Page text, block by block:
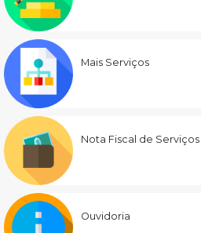
Mais Serviços
Nota Fiscal de Serviços
Ouvidoria